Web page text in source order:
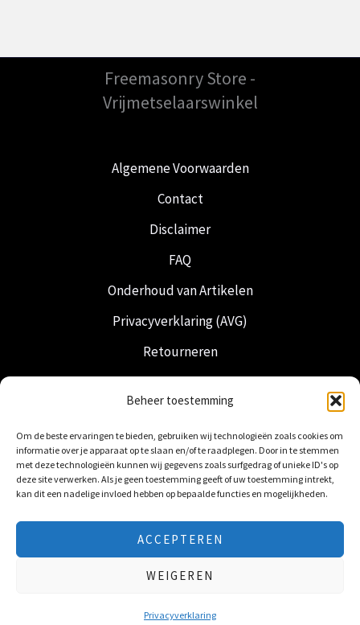
Beheer toestemming
Om de beste ervaringen te bieden, gebruiken wij technologieën zoals cookies om
informatie over je apparaat op te slaan en/of te raadplegen. Door in te stemmen
met deze technologieën kunnen wij gegevens zoals surfgedrag of unieke ID's op
deze site verwerken. Als je geen toestemming geeft of uw toestemming intrekt,
kan dit een nadelige invloed hebben op bepaalde functies en mogelijkheden.
ACCEPTEREN
WEIGEREN
Privacyverklaring
Freemasonry Store -
Vrijmetselaarswinkel
Algemene Voorwaarden
Contact
Disclaimer
FAQ
Onderhoud van Artikelen
Privacyverklaring (AVG)
Retourneren
Verzending & Levering
Nederlandse Regalia
© 2026 Freemasonry Store - Vrijmetselaarswinkel.